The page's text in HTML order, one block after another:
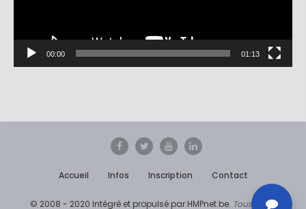
00:00 01:13
Accueil Infos Inscription Contact
© 2008 - 2020 Intégré et propulsé par HMPnet.be. Tous Droits